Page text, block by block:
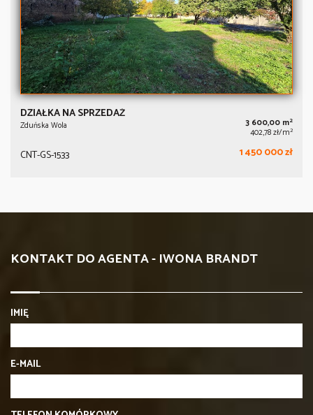
DZIAŁKA NA SPRZEDAŻ
Zduńska Wola 3 600,00 m2
402,78 zł/m2
CNT-GS-1533 1 450 000 zł
KONTAKT DO AGENTA - IWONA BRANDT
IMIĘ
E-MAIL